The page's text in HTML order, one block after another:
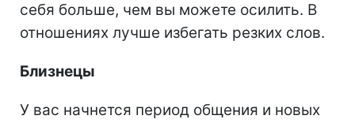
себя больше, чем вы можете осилить. В
отношениях лучше избегать резких слов.
Близнецы
У вас начнется период общения и новых